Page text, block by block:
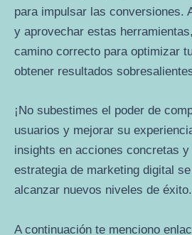
para impulsar las conversiones.
y aprovechar estas
camino correcto para optimizar
obtener resultados
¡No subestimes el poder de
usuarios y mejorar su
insights en acciones concretas
estrategia de marketing digital
alcanzar nuevos niveles de éxito.
A continuación te menciono